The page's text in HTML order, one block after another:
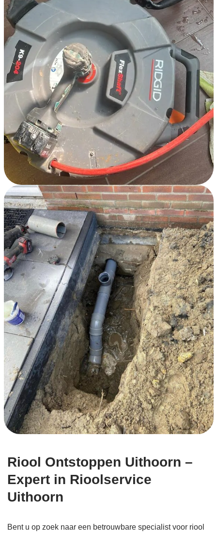
Riool Ontstoppen Uithoorn –
Expert in Rioolservice
Uithoorn
Bent u op zoek naar een betrouwbare specialist voor riool